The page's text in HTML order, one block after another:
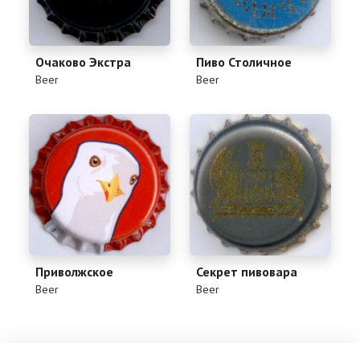
Очаково Экстра
(Beer)
Пиво Столичное
(Beer)
Приволжское
(Beer)
Секрет пивовара
(Beer)